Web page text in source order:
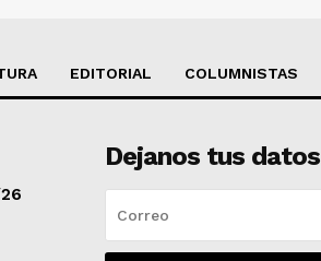
EDITORIAL COLUMNISTAS
Dejanos tus datos